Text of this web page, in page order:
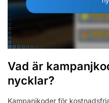
Vad är
nycklar?
Kampanjkoder för